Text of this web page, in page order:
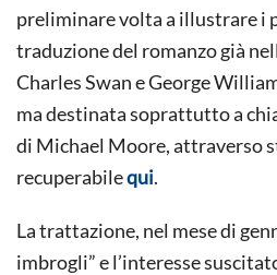
preliminare volta a illustrare i
traduzione del romanzo già
Charles Swan e George
ma destinata soprattutto a
di Michael Moore, attraverso
recuperabilequi.
La trattazione, nel mese di
imbrogli” e l’interesse